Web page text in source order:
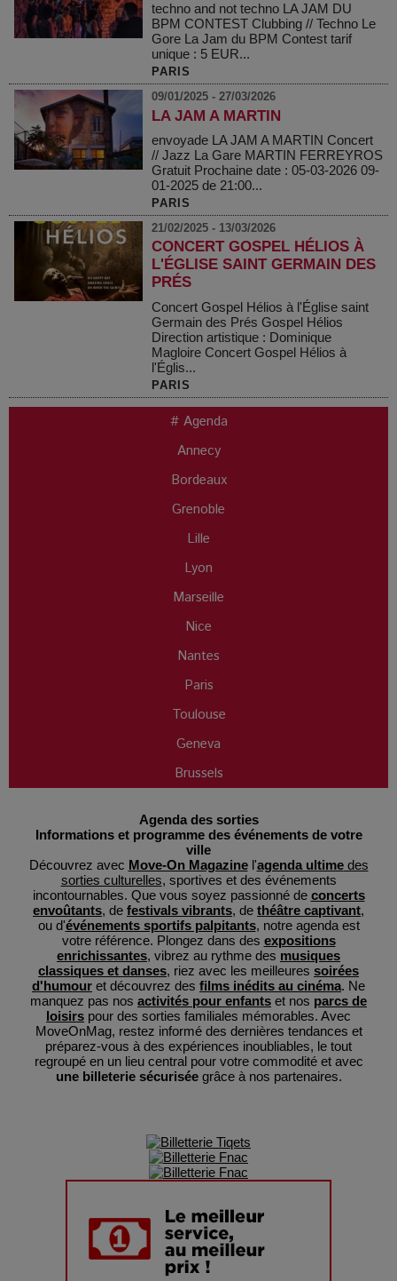
techno and not techno LA JAM DU
BPM CONTEST Clubbing // Techno Le
Gore La Jam du BPM Contest tarif
unique : 5 EUR...
PARIS
09/01/2025 - 27/03/2026
LA JAM A MARTIN
envoyade LA JAM A MARTIN Concert
// Jazz La Gare MARTIN FERREYROS
Gratuit Prochaine date : 05-03-2026 09-
01-2025 de 21:00...
PARIS
21/02/2025 - 13/03/2026
CONCERT GOSPEL HÉLIOS À
L'ÉGLISE SAINT GERMAIN DES
PRÉS
Concert Gospel Hélios à l'Église saint
Germain des Prés Gospel Hélios
Direction artistique : Dominique
Magloire Concert Gospel Hélios à
l'Églis...
PARIS
# Agenda
Annecy
Bordeaux
Grenoble
Lille
Lyon
Marseille
Nice
Nantes
Paris
Toulouse
Geneva
Brussels
Agenda des sorties
Informations et programme des événements de votre
ville
Découvrez avec Move-On Magazinel'agenda ultimedes
sorties culturelles, sportives et des événements
incontournables. Que vous soyez passionné de concerts
envoûtants, de festivals vibrants, de théâtre captivant,
ou d'événements sportifs palpitants, notre agenda est
votre référence. Plongez dans des expositions
enrichissantes, vibrez au rythme des musiques
classiques et danses, riez avec les meilleures soirées
d'humour et découvrez des films inédits au cinéma. Ne
manquez pas nos activités pour enfants et nos parcs de
loisirs pour des sorties familiales mémorables. Avec
MoveOnMag, restez informé des dernières tendances et
préparez-vous à des expériences inoubliables, le tout
regroupé en un lieu central pour votre commodité et avec
une billeterie sécuriséegrâce à nos partenaires.